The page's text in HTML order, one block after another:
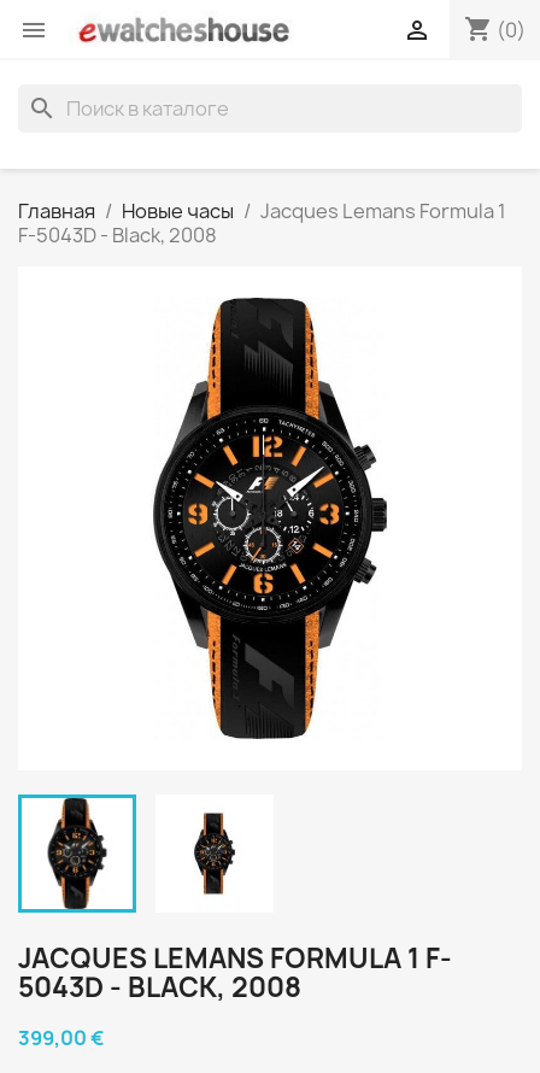
 shopping_cart (0)

search
Главная Новые часы
Jacques Lemans Formula 1
F-5043D - Black, 2008
JACQUES LEMANS FORMULA 1 F-
5043D - BLACK, 2008
399,00 €